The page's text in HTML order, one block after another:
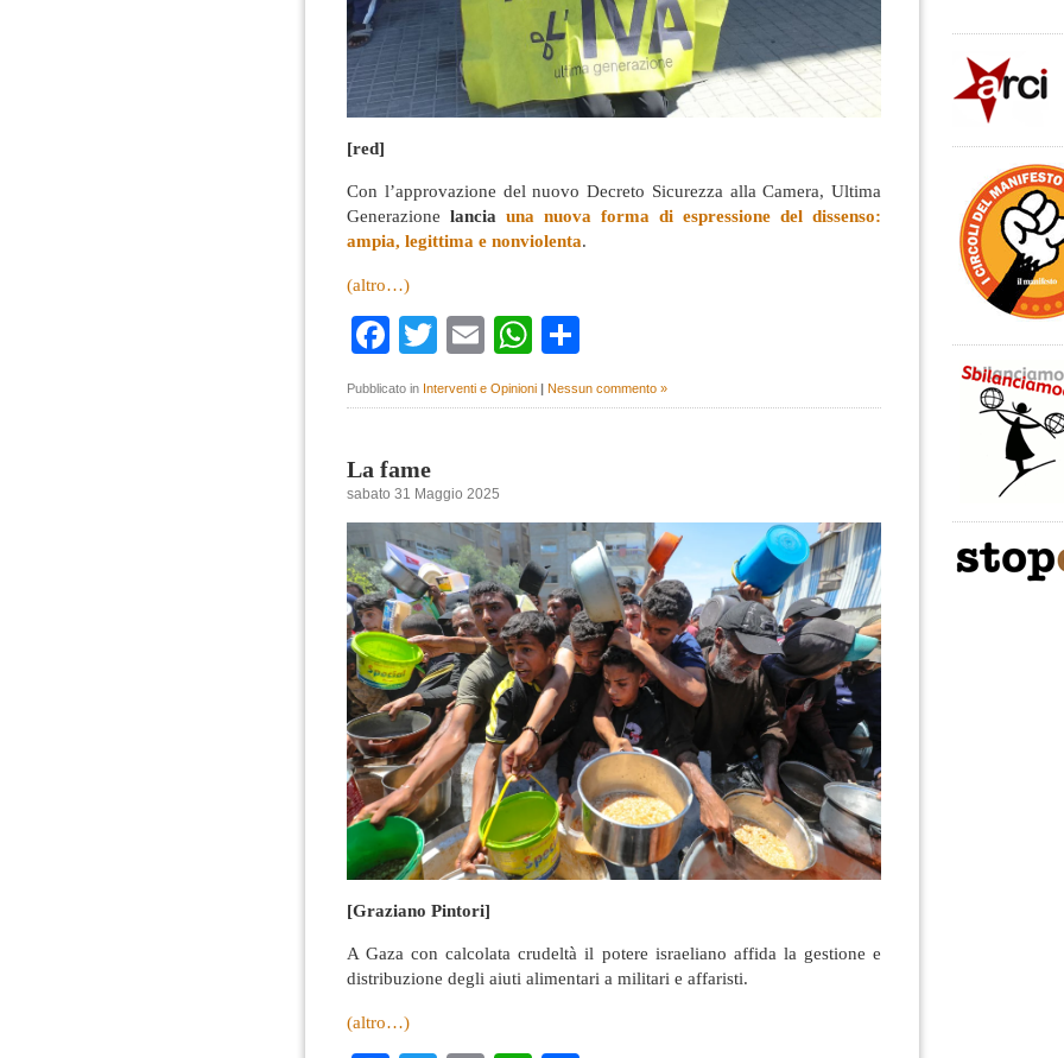
[red]
Con l’approvazione del nuovo Decreto Sicurezza alla Camera, Ultima
Generazione lancia una nuova forma di espressione del dissenso:
ampia, legittima e nonviolenta.
(altro…)
Facebook
TwitterEmailWhatsApp
Pubblicato in Interventi e Opinioni | Nessun commento »
La fame
sabato 31 Maggio 2025
[Graziano Pintori]
A Gaza con calcolata crudeltà il potere israeliano affida la gestione e
distribuzione degli aiuti alimentari a militari e affaristi.
(altro…)